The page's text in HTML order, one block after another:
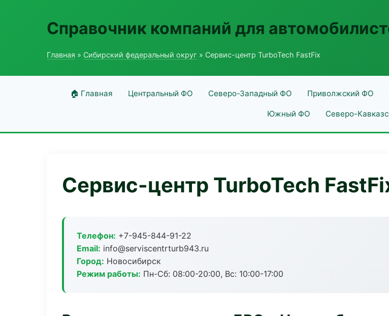
Справочник компаний для
Главная » Сибирский федеральный округ » Сервис-центр TurboTech FastFix
🏠 Главная Центральный ФО Северо-Западный ФО Приволжский ФО
Южный ФО Северо-
Сервис-центр TurboTech
Телефон: +7-945-844-91-22
Email: info@serviscentrturb943.ru
Город: Новосибирск
Режим работы: Пн-Сб: 08:00-20:00, Вс: 10:00-17:00